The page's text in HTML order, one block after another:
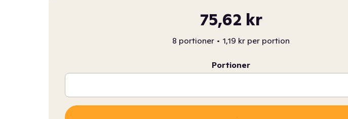
75,62 kr
8 portioner • 1,19 kr per portion
Portioner